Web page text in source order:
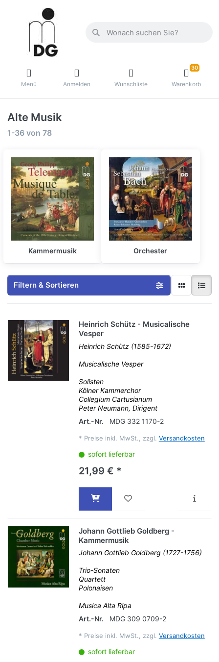
Menü Anmelden Wunschliste
30
Warenkorb
Alte Musik
1-36 von 78
Kammermusik Orchester
Filtern & Sortieren
Heinrich Schütz - Musicalische
Vesper
Heinrich Schütz (1585-1672)
Musicalische Vesper
Solisten
Kölner Kammerchor
Collegium Cartusianum
Peter Neumann, Dirigent
Art.-Nr.
MDG 332 1170-2
* Preise inkl. MwSt., zzgl. Versandkosten
sofort lieferbar
21,99 € *
Johann Gottlieb Goldberg -
Kammermusik
Johann Gottlieb Goldberg (1727-1756)
Trio-Sonaten
Quartett
Polonaisen
Musica Alta Ripa
Art.-Nr.
MDG 309 0709-2
* Preise inkl. MwSt., zzgl. Versandkosten
sofort lieferbar